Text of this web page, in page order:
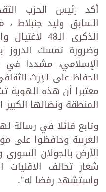
أكد رئيس الحزب
السابق وليد جنبلاط
الذكرى الـ48
وضرورة تمسك الدروز
الإسلامي، مشددا
الحفاظ على الإرث
معتبرا أن هذه الهوية
المنطقة ونضالها
وتابع قائلا في
العربية وحافظوا على
الأرض بالجولان
شعار تحالف
واستشهد رفضا له".